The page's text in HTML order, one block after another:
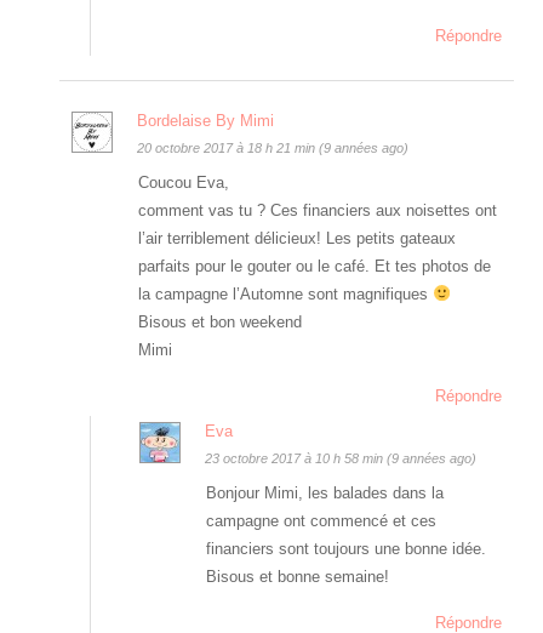
Répondre
Bordelaise By Mimi
20 octobre 2017 à 18 h 21 min (9 années ago)
Coucou Eva,
comment vas tu ? Ces financiers aux noisettes ont
l’air terriblement délicieux! Les petits gateaux
parfaits pour le gouter ou le café. Et tes photos de
la campagne l’Automne sont magnifiques
Bisous et bon weekend
Mimi
Répondre
Eva
23 octobre 2017 à 10 h 58 min (9 années ago)
Bonjour Mimi, les balades dans la
campagne ont commencé et ces
financiers sont toujours une bonne idée.
Bisous et bonne semaine!
Répondre